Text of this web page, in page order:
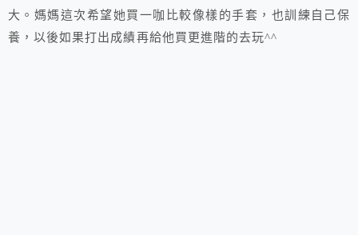
大。媽媽這次希望她買一咖比較像樣的手套，也訓練自己保
養，以後如果打出成績再給他買更進階的去玩^^